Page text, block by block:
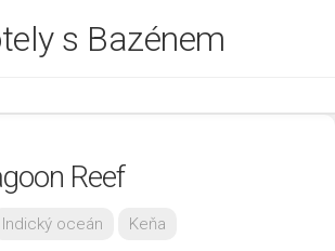
s Bazénem
Reef
Indický oceán Keňa